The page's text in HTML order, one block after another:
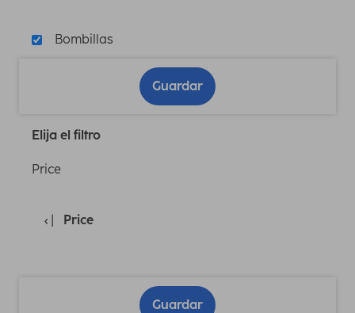
Bombillas
Guardar
Elija el filtro
Price
Price
Guardar